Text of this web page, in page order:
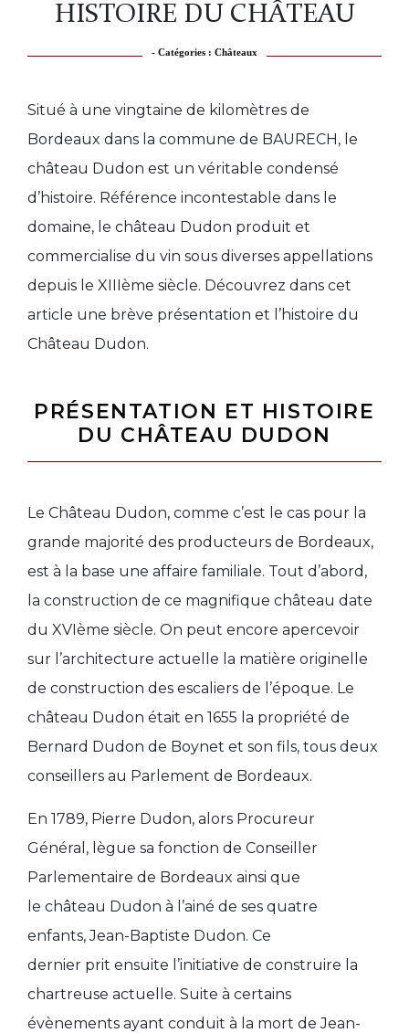
HISTOIRE DU CHÂTEAU
- Catégories : Châteaux
Situé à une vingtaine de kilomètres de
Bordeaux dans la commune de BAURECH, le
château Dudon est un véritable condensé
d’histoire. Référence incontestable dans le
domaine, le château Dudon produit et
commercialise du vin sous diverses appellations
depuis le XIIIème siècle. Découvrez dans cet
article une brève présentation et l’histoire du
Château Dudon.
PRÉSENTATION ET HISTOIRE
DU CHÂTEAU DUDON
Le Château Dudon, comme c’est le cas pour la
grande majorité des producteurs de Bordeaux,
est à la base une affaire familiale. Tout d’abord,
la construction de ce magnifique château date
du XVIème siècle. On peut encore apercevoir
sur l’architecture actuelle la matière originelle
de construction des escaliers de l’époque. Le
château Dudon était en 1655 la propriété de
Bernard Dudon de Boynet et son fils, tous deux
conseillers au Parlement de Bordeaux.
En 1789, Pierre Dudon, alors Procureur
Général, lègue sa fonction de Conseiller
Parlementaire de Bordeaux ainsi que
le château Dudon à l’ainé de ses quatre
enfants,Jean-Baptiste Dudon. Ce
dernier prit ensuite l’initiative de construire la
chartreuse actuelle. Suite à certains
évènements ayant conduit à la mort de Jean-